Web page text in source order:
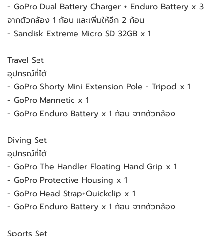
- GoPro Dual Battery Charger + Enduro Battery x 3
จากตัวกล้อง 1 ก้อน และเพิ่มให้อีก 2 ก้อน
- Sandisk Extreme Micro SD 32GB x 1
Travel Set
อุปกรณ์ที่ได้
- GoPro Shorty Mini Extension Pole + Tripod x 1
- GoPro Mannetic x 1
- GoPro Enduro Battery x 1 ก้อน จากตัวกล้อง
Diving Set
อุปกรณ์ที่ได้
- GoPro The Handler Floating Hand Grip x 1
- GoPro Protective Housing x 1
- GoPro Head Strap+Quickclip x 1
- GoPro Enduro Battery x 1 ก้อน จากตัวกล้อง
Sports Set